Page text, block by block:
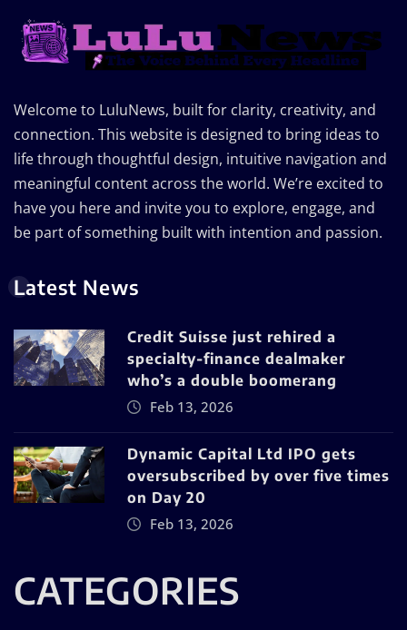
Welcome to LuluNews, built for clarity, creativity, and
connection. This website is designed to bring ideas to
life through thoughtful design, intuitive navigation and
meaningful content across the world. We’re excited to
have you here and invite you to explore, engage, and
be part of something built with intention and passion.
Latest News
Credit Suisse just rehired a
specialty-finance dealmaker
who’s a double boomerang
Feb 13, 2026
Dynamic Capital Ltd IPO gets
oversubscribed by over five times
on Day 20
Feb 13, 2026
CATEGORIES